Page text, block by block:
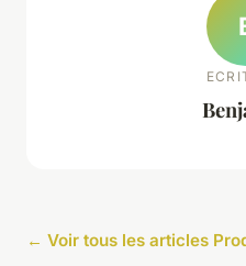
← Voir tous les articles